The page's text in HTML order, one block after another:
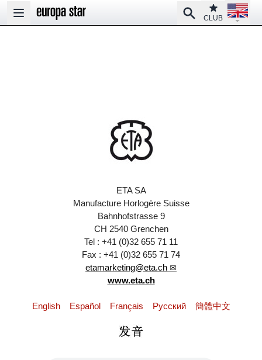
Open main menu
SearchClub
CLUB
Open
ETA SA
Manufacture Horlogère Suisse
Bahnhofstrasse 9
CH 2540 Grenchen
Tel : +41 (0)32 655 71 11
Fax : +41 (0)32 655 71 74
etamarketing@eta.ch
www.eta.ch
English Español Français Pусский 簡體中文